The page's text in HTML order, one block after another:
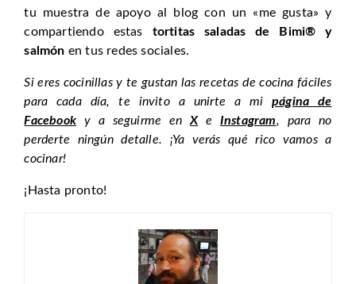
tu muestra de apoyo al blog con un «me gusta» y
compartiendo estas tortitas saladas de Bimi® y
salmón en tus redes sociales.
Si eres cocinillas y te gustan las recetas de cocina fáciles
para cada día, te invito a unirte a mipágina de
Facebook y a seguirme enXe Instagram, para no
perderte ningún detalle. ¡Ya verás qué rico vamos a
cocinar!
¡Hasta pronto!